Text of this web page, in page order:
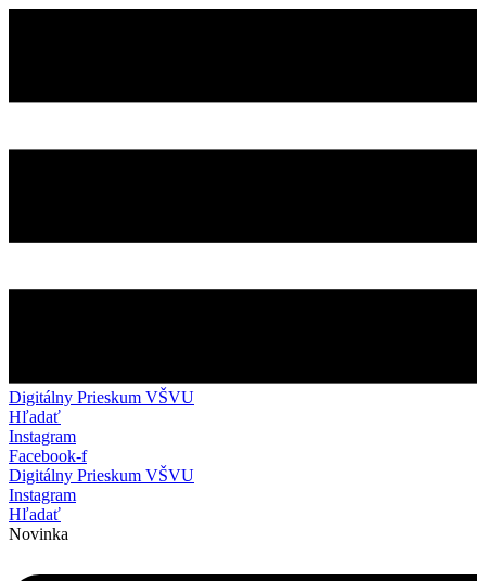
Digitálny Prieskum VŠVU
Hľadať
Instagram
Facebook-f
Digitálny Prieskum VŠVU
Instagram
Hľadať
Novinka